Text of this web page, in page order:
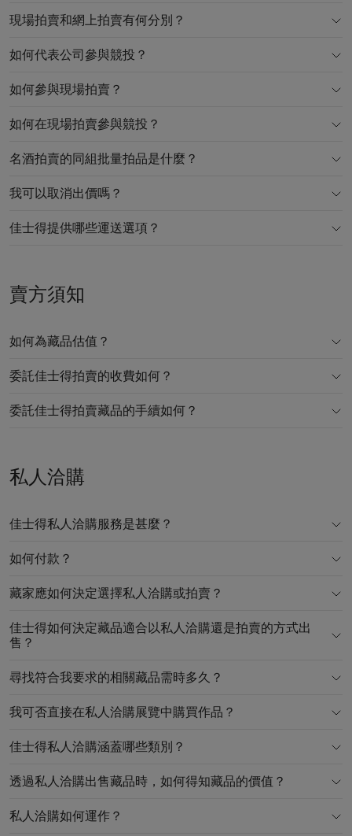
現場拍賣和網上拍賣有何分別？
如何代表公司參與競投？
如何參與現場拍賣？
如何在現場拍賣參與競投？
名酒拍賣的同組批量拍品是什麼？
我可以取消出價嗎？
佳士得提供哪些運送選項？
賣方須知
如何為藏品估值？
委託佳士得拍賣的收費如何？
委託佳士得拍賣藏品的手續如何？
私人洽購
佳士得私人洽購服務是甚麼？
如何付款？
藏家應如何決定選擇私人洽購或拍賣？
佳士得如何決定藏品適合以私人洽購還是拍賣的方式出
售？
尋找符合我要求的相關藏品需時多久？
我可否直接在私人洽購展覽中購買作品？
佳士得私人洽購涵蓋哪些類別？
透過私人洽購出售藏品時，如何得知藏品的價值？
私人洽購如何運作？